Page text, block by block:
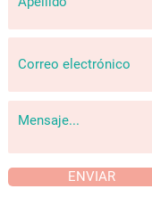
ENVIAR